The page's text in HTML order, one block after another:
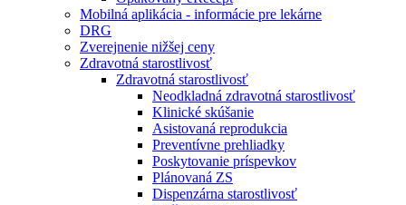
Mobilná aplikácia - informácie pre lekárne
DRG
Zverejnenie nižšej ceny
Zdravotná starostlivosť
Zdravotná starostlivosť
Neodkladná zdravotná starostlivosť
Klinické skúšanie
Asistovaná reprodukcia
Preventívne prehliadky
Poskytovanie príspevkov
Plánovaná ZS
Dispenzárna starostlivosť